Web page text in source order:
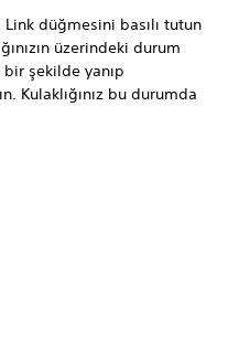
Link düğmesini basılı tutun
üzerindeki durum
şekilde yanıp
Kulaklığınız bu durumda